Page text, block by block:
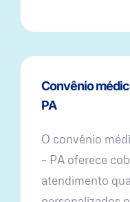
Convênio
PA
O convênio
– PA oferece
atendimento